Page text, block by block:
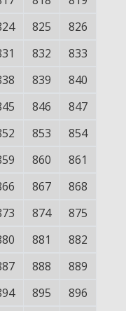
825
826
832
833
839
840
846
847
853
854
860
861
867
868
874
875
881
882
888
889
895
896